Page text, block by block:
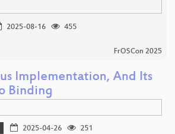
2025-08-16
455
FrOSCon 2025
Implementation, And Its
Binding
2025-04-26
251